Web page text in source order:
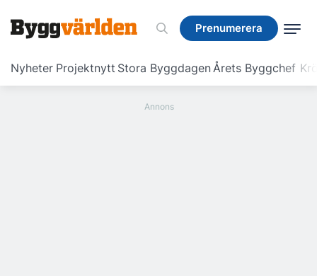
Prenumerera
Nyheter Projektnytt Stora ByggdagenÅrets Byggchef
Prenumerera